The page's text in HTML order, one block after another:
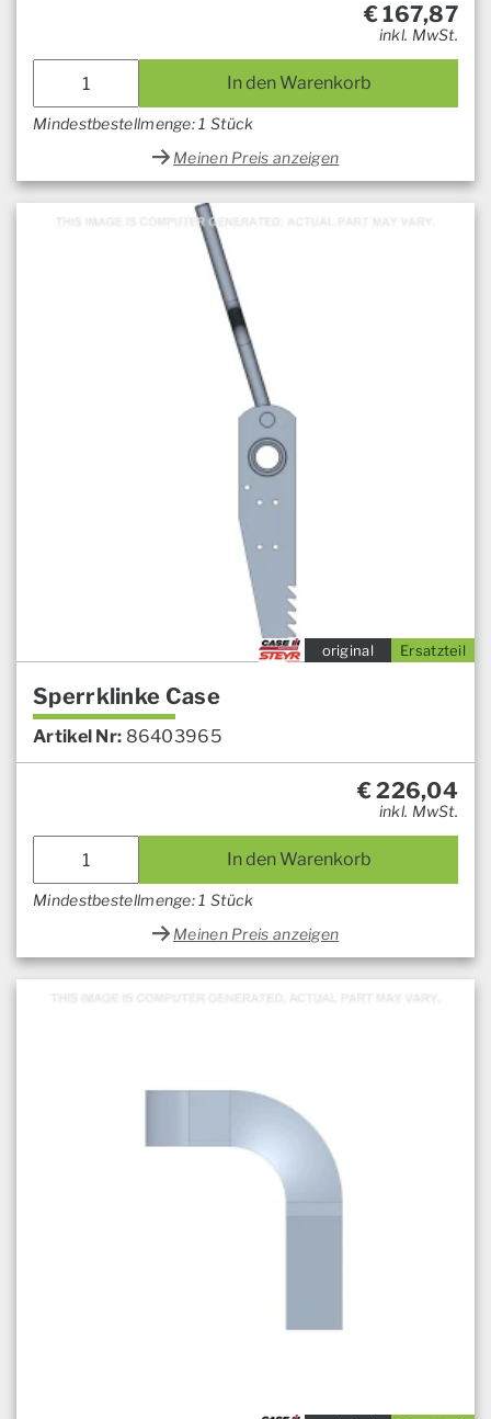
€167,87
inkl. MwSt.
In den Warenkorb
Mindestbestellmenge: 1 Stück
Meinen Preis anzeigen
Ersatzteil
original
Sperrklinke Case
Artikel Nr: 86403965
€226,04
inkl. MwSt.
In den Warenkorb
Mindestbestellmenge: 1 Stück
Meinen Preis anzeigen